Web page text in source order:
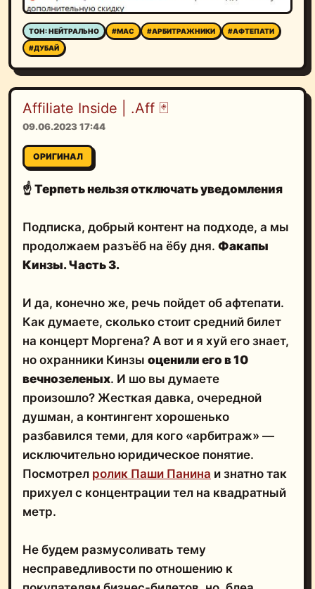
ТОН: НЕЙТРАЛЬНО #MAC #АРБИТРАЖНИКИ
#АФТЕПАТИ
#ДУБАЙ
Affiliate Inside | .Aff 🃏
ОРИГИНАЛ
☝️ Терпеть нельзя отключать уведомления
Подписка, добрый контент на подходе, а мы
продолжаем разъёб на ёбу дня.
Факапы
Кинзы. Часть 3.
И да, конечно же, речь пойдет об афтепати.
Как думаете, сколько стоит средний билет
на концерт Моргена? А вот и я хуй его знает,
но охранники Кинзы
оценили его в 10
. И шо вы думаете
произошло? Жесткая давка, очередной
разбавился теми, для кого «арбитраж» —
Посмотрел
ролик Паши Панина
прихуел с концентрации тел на квадратный
Не будем размусоливать тему
покупателям бизнес-билетов, но, блеа,